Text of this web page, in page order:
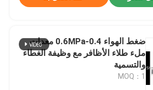
ضغط الهواء 0.4-0.6MPa معدات
ملء طلاء الأظافر مع وظيفة الغطاء
والتسمية
MOQ：1